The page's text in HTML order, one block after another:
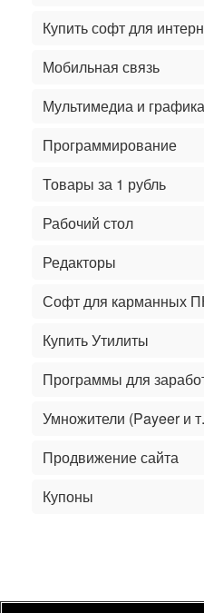
Купить софт для
Мобильная связь
Мультимедиа и графика
Программирование
Товары за 1 рубль
Рабочий стол
Редакторы
Софт для карманных
Купить Утилиты
Программы для
Умножители (Payeer и
Продвижение сайта
Купоны